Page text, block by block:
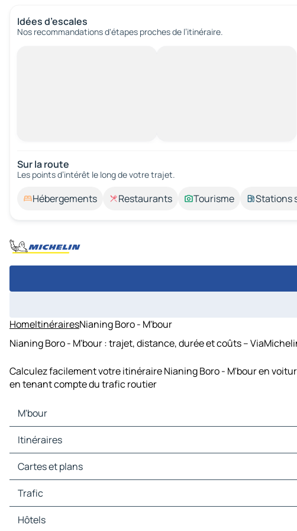
Idées d’escales
Nos recommandations d'étapes proches de l’itinéraire.
Sur la route
Les points d’intérêt le long de votre trajet.
Hébergements Restaurants Tourisme Stations
HomeItinérairesNianing Boro - M'bour
Nianing Boro - M'bour : trajet, distance, durée et coûts –
Calculez facilement votre itinéraire Nianing Boro - M'bour en
en tenant compte du trafic routier
M'bour
M'bour Cartes et plans
M'bour Trafic
M'bour Hôtels
M'bour Restaurants
M'bour Stations-service
Itinéraires
Itinéraires M'bour - Rufisque
Itinéraires M'bour - Pikine
Itinéraires M'bour - Dakar
Itinéraires M'bour - Guédiawaye
Itinéraires M'bour - Banjul
Itinéraires M'bour - Mbacké
Cartes et plans
Cartes et plans Rufisque
Cartes et plans Pikine
Cartes et plans Dakar
Cartes et plans Guédiawaye
Trafic
Trafic Rufisque
Trafic Pikine
Hôtels